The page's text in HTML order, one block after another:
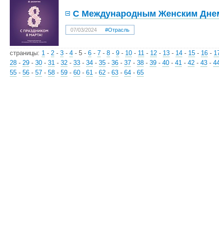
С Международным Женским
07/03/2024 #Отрасль
страницы: 1 - 2 - 3 - 4 - 5 - 6 - 7 - 8 - 9 - 10 - 11 - 12 - 13 - 14 - 15 - 16 -
28 - 29 - 30 - 31 - 32 - 33 - 34 - 35 - 36 - 37 - 38 - 39 - 40 - 41 - 42 - 43 -
55 - 56 - 57 - 58 - 59 - 60 - 61 - 62 - 63 - 64 - 65